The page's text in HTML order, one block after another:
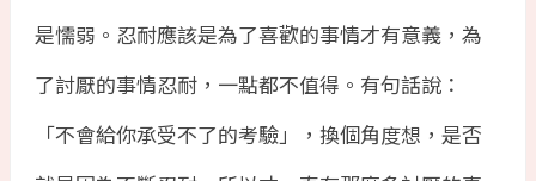
是懦弱。忍耐應該是為了喜歡的事情才有意義，為
了討厭的事情忍耐，一點都不值得。有句話說：
「不會給你承受不了的考驗」，換個角度想，是否